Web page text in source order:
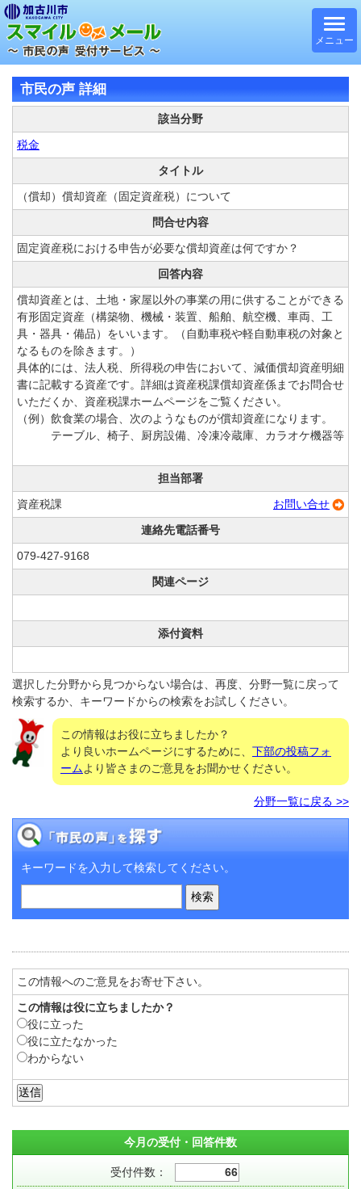
メニュー
市民の声 詳細
該当分野
税金
タイトル
（償却）償却資産（固定資産税）について
問合せ内容
固定資産税における申告が必要な償却資産は何ですか？
回答内容
償却資産とは、土地・家屋以外の事業の用に供することができる
有形固定資産（構築物、機械・装置、船舶、航空機、車両、工
具・器具・備品）をいいます。（自動車税や軽自動車税の対象と
なるものを除きます。）
具体的には、法人税、所得税の申告において、減価償却資産明細
書に記載する資産です。詳細は資産税課償却資産係までお問合せ
いただくか、資産税課ホームページをご覧ください。
（例）飲食業の場合、次のようなものが償却資産になります。
テーブル、椅子、厨房設備、冷凍冷蔵庫、カラオケ機器等
担当部署
お問い合せ
資産税課
連絡先電話番号
079-427-9168
関連ページ
添付資料
選択した分野から見つからない場合は、再度、分野一覧に戻って
検索するか、キーワードからの検索をお試しください。
この情報はお役に立ちましたか？
より良いホームページにするために、 下部の投稿フォ
ームより皆さまのご意見をお聞かせください。
分野一覧に戻る >>
キーワードを入力して検索してください。
この情報へのご意見をお寄せ下さい。
この情報は役に立ちましたか？
役に立った
役に立たなかった
わからない
今月の受付・回答件数
受付件数： 66